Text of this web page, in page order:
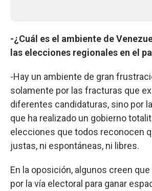
-¿Cuál es el ambiente de
las elecciones regionales en el
-Hay un ambiente de gran
solamente por las fracturas que
diferentes candidaturas, sino por
que ha realizado un gobierno
elecciones que todos reconocen
justas, ni espontáneas, ni libres.
En la oposición, algunos creen
por la vía electoral para ganar